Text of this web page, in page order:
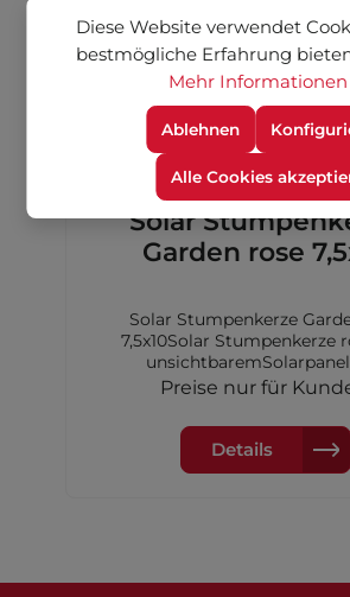
Solar
Garden rose
Solar Stumpenkerze
7,5x10Solar Stumpenkerze
Dimmerungssensor, 7,5x10
Preise nur für
Details
Diese Website verwendet
bestmögliche Erfahrung
Mehr Informationen
Ablehnen
Alle Cookies